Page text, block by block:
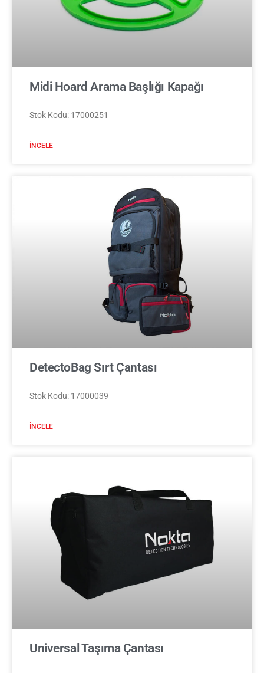
Midi Hoard Arama Başlığı Kapağı
Stok Kodu: 17000251
İNCELE
DetectoBag Sırt Çantası
Stok Kodu: 17000039
İNCELE
Universal Taşıma Çantası